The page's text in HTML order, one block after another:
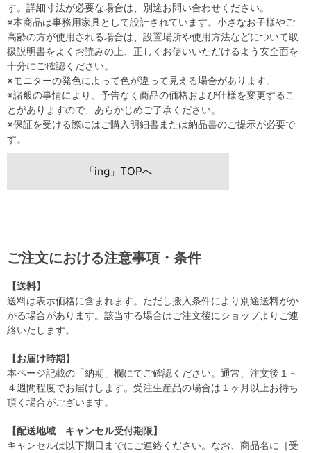
す。詳細寸法が必要な場合は、別途お問い合わせください。
※本商品は事務用家具として設計されています。小さなお子様やご
高齢の方が使用される場合は、設置場所や使用方法などについて取
扱説明書をよくお読みの上、正しくお使いいただけるよう安全面を
十分にご確認ください。
※モニターの発色によって色が違って見える場合があります。
※諸般の事情により、予告なく商品の価格および仕様を変更するこ
とがありますので、あらかじめご了承ください。
※保証を受ける際にはご購入明細書または納品書のご提示が必要で
す。
「ing」TOPへ
ご注文における注意事項・条件
【送料】
送料は表示価格に含まれます。ただし搬入条件により別途送料がか
かる場合があります。該当する場合はご注文後にショップよりご連
絡いたします。
【お届け時期】
本ページ記載の「納期」欄にてご確認ください。通常、注文後１～
４週間程度でお届けします。受注生産品の場合は１ヶ月以上お待ち
頂く場合がございます。
【配送地域 キャンセル受付期限】
キャンセルは以下期日までにご連絡ください。なお、商品名に［受